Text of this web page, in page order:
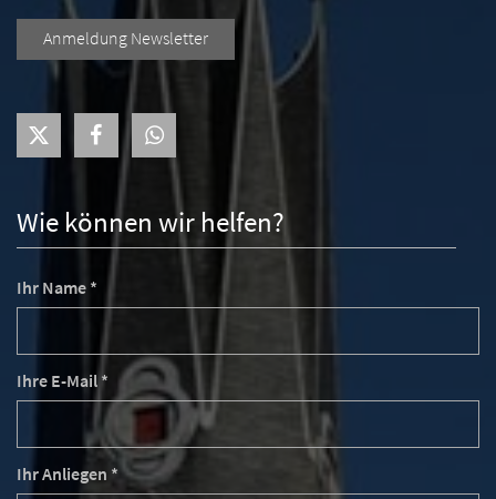
Wie können wir helfen?
Ihr Name *
Ihre E-Mail *
Ihr Anliegen *
Anmeldung Newsletter